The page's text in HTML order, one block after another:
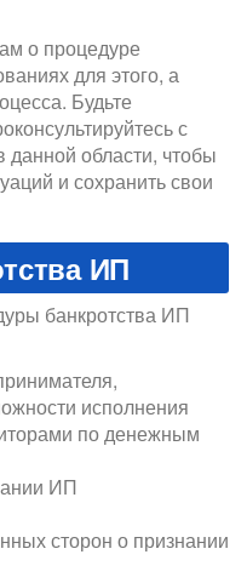
о процедуре
для этого, а
Будьте
с
области, чтобы
и сохранить свои
ИП
банкротства ИП
исполнения
по денежным
ИП
сторон о признании